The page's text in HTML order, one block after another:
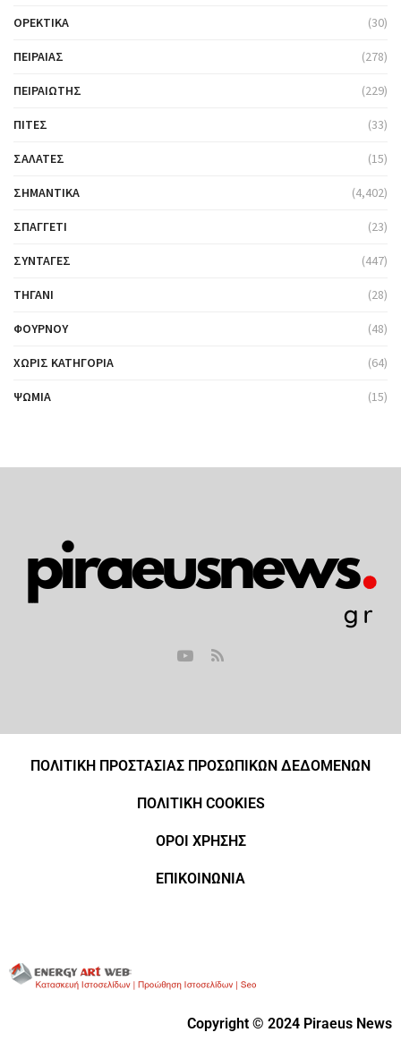
ΟΡΕΚΤΙΚΆ (30)
ΠΕΙΡΑΙΆΣ (278)
ΠΕΙΡΑΙΏΤΗΣ (229)
ΠΊΤΕΣ (33)
ΣΑΛΆΤΕΣ (15)
ΣΗΜΑΝΤΙΚΆ (4,402)
ΣΠΑΓΓΈΤΙ (23)
ΣΥΝΤΑΓΈΣ (447)
ΤΗΓΆΝΙ (28)
ΦΟΎΡΝΟΥ (48)
ΧΩΡΊΣ ΚΑΤΗΓΟΡΊΑ (64)
ΨΩΜΙΆ (15)
ΠΟΛΙΤΙΚΗ ΠΡΟΣΤΑΣΙΑΣ ΠΡΟΣΩΠΙΚΩΝ ΔΕΔΟΜΕΝΩΝ
ΠΟΛΙΤΙΚΗ COOKIES
ΟΡΟΙ ΧΡΗΣΗΣ
ΕΠΙΚΟΙΝΩΝΙΑ
Copyright © 2024 Piraeus News